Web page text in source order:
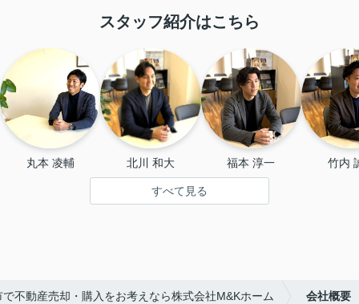
スタッフ紹介はこちら
丸本 凌輔 北川 和大 福本 淳一 竹内
すべて見る
で不動産売却・購入をお考えなら株式会社M&Kホーム 会社概要